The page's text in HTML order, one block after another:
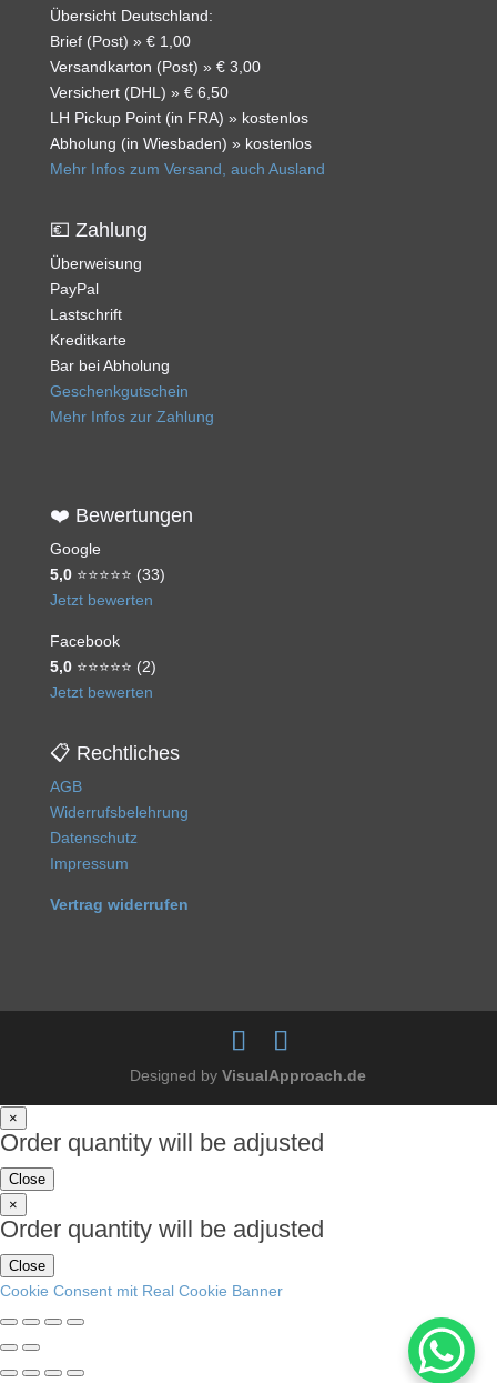
Übersicht Deutschland:
Brief (Post) » € 1,00
Versandkarton (Post) » € 3,00
Versichert (DHL) » € 6,50
LH Pickup Point (in FRA) » kostenlos
Abholung (in Wiesbaden) » kostenlos
Mehr Infos zum Versand, auch Ausland
💶 Zahlung
Überweisung
PayPal
Lastschrift
Kreditkarte
Bar bei Abholung
Geschenkgutschein
Mehr Infos zur Zahlung
❤️ Bewertungen
Google
5,0⭐⭐⭐⭐⭐ (33)
Jetzt bewerten
Facebook
5,0⭐⭐⭐⭐⭐ (2)
Jetzt bewerten
📋 Rechtliches
AGB
Widerrufsbelehrung
Datenschutz
Impressum
Vertrag widerrufen
Designed byVisualApproach.de
×
Order quantity will be adjusted
Close
×
Order quantity will be adjusted
Close
Cookie Consent mit Real Cookie Banner